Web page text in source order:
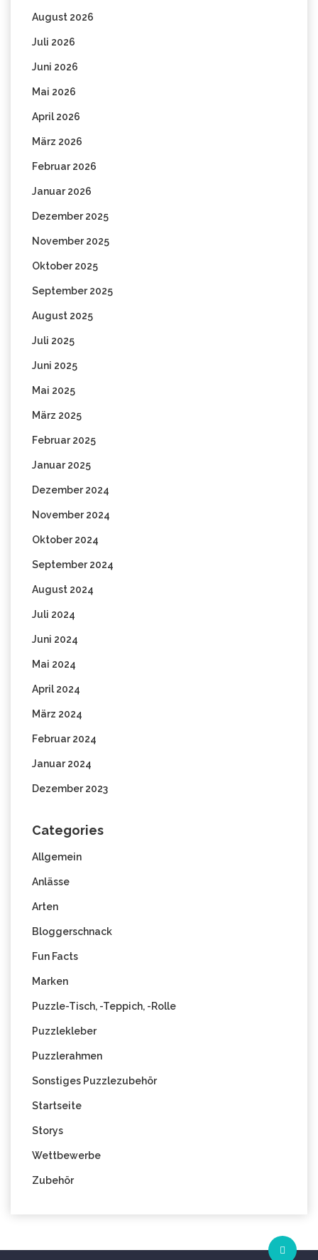
August 2026
Juli 2026
Juni 2026
Mai 2026
April 2026
März 2026
Februar 2026
Januar 2026
Dezember 2025
November 2025
Oktober 2025
September 2025
August 2025
Juli 2025
Juni 2025
Mai 2025
März 2025
Februar 2025
Januar 2025
Dezember 2024
November 2024
Oktober 2024
September 2024
August 2024
Juli 2024
Juni 2024
Mai 2024
April 2024
März 2024
Februar 2024
Januar 2024
Dezember 2023
Categories
Allgemein
Anlässe
Arten
Bloggerschnack
Fun Facts
Marken
Puzzle-Tisch, -Teppich, -Rolle
Puzzlekleber
Puzzlerahmen
Sonstiges Puzzlezubehör
Startseite
Storys
Wettbewerbe
Zubehör